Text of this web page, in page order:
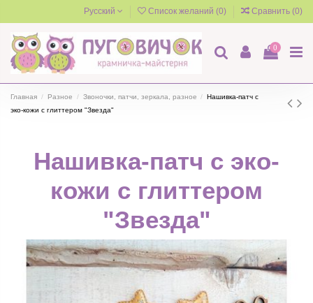
Русский Список желаний (0) Сравнить (0)
0
Главная Разное Звоночки, патчи, зеркала, разное
Нашивка-патч с
эко-кожи с глиттером "Звезда"
Нашивка-патч с эко-
кожи с глиттером
"Звезда"